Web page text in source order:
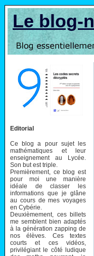
Le blog-
Editorial
Ce blog a pour sujet les
mathématiques et leur
enseignement au Lycée.
Son but est triple.
Premièrement, ce blog est
pour moi une manière
idéale de classer les
informations que je glâne
au cours de mes voyages
en Cybérie.
Deuxièmement, ces billets
me semblent bien adaptés
à la génération zapping de
nos élèves. Ces textes
courts et ces vidéos,
privilégiant le côté ludique